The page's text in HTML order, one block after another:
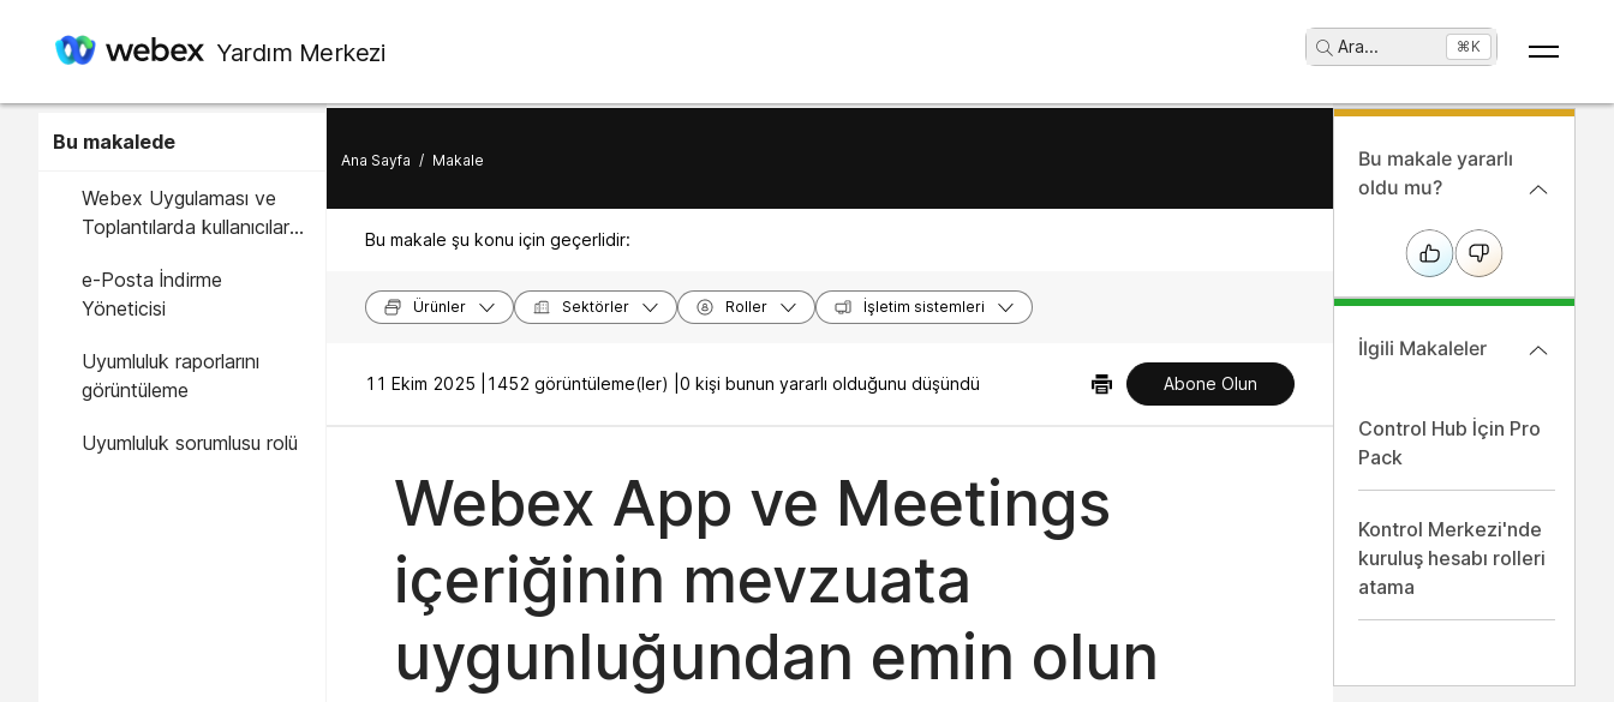
Yardım Merkezi Ara... ⌘K
Bu makalede
Webex Uygulaması ve
Toplantılarda kullanıcılar
bilgileri arayın
e-Posta İndirme
Yöneticisi
Uyumluluk raporlarını
görüntüleme
Uyumluluk sorumlusu rolü
Ana Sayfa / Makale
Bu makale şu konu için geçerlidir:
Ürünler Sektörler Roller İşletim sistemleri
11 Ekim 2025 | 1452 görüntüleme(ler) | 0 kişi bunun yararlı olduğunu düşündü Abone Olun
Webex App ve Meetings
içeriğinin mevzuata
uygunluğundan emin olun
Bu makale yararlı
oldu mu?
İlgili Makaleler
Control Hub İçin Pro
Pack
Kontrol Merkezi'nde
kuruluş hesabı rolleri
atama